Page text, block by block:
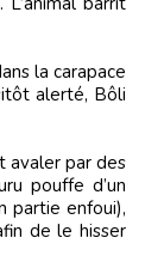
la carapace
alerté, Bôli
avaler par des
pouffe d’un
partie enfoui),
de le hisser